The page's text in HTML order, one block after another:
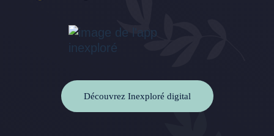
Découvrez Inexploré digital